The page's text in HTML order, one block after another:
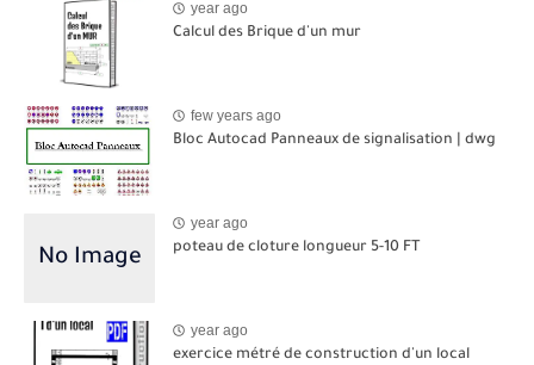
year ago
Calcul des Brique d'un mur
few years ago
Bloc Autocad Panneaux de signalisation | dwg
year ago
poteau de cloture longueur 5-10 FT
year ago
exercice métré de construction d'un local